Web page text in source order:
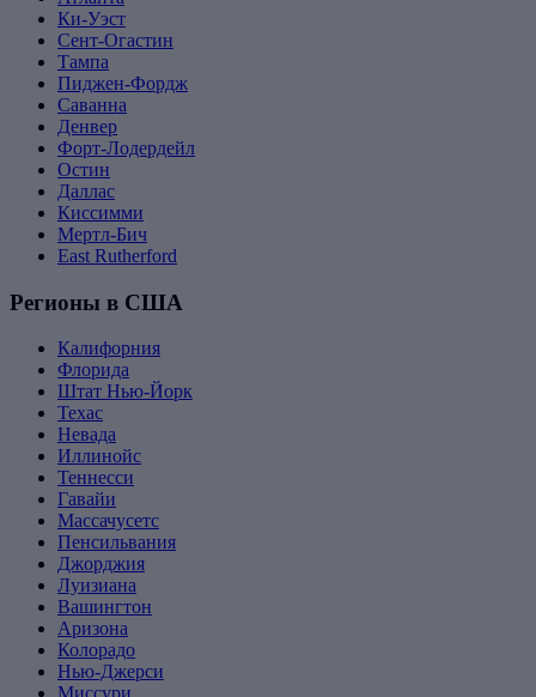
Ки-Уэст
Сент-Огастин
Тампа
Пиджен-Фордж
Саванна
Денвер
Форт-Лодердейл
Остин
Даллас
Киссимми
Мертл-Бич
East Rutherford
Регионы в США
Калифорния
Флорида
Штат Нью-Йорк
Техас
Невада
Иллинойс
Теннесси
Гавайи
Массачусетс
Пенсильвания
Джорджия
Луизиана
Вашингтон
Аризона
Колорадо
Нью-Джерси